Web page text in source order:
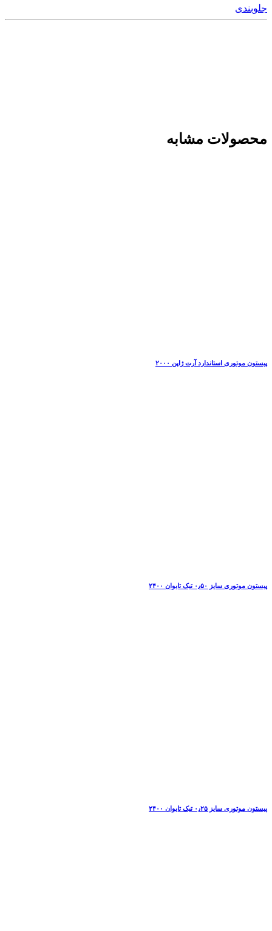
جلوبندی
محصولات مشابه
پیستون موتوری استاندارد آرت ژاپن ۲۰۰۰
پیستون موتوری سایز ۰٫۵۰ تیک تایوان ۲۴۰۰
پیستون موتوری سایز ۰٫۲۵ تیک تایوان ۲۴۰۰